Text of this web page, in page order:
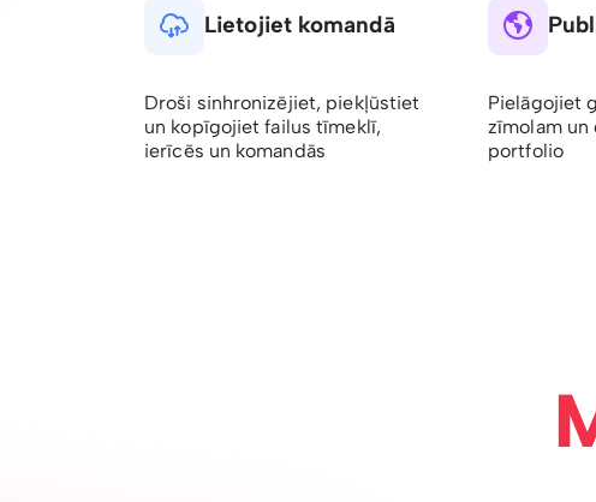
Lietojiet komandā
Droši sinhronizējiet, piekļūstiet
un kopīgojiet failus tīmeklī,
ierīcēs un komandās
Pielāgojiet
zīmolam
portfolio